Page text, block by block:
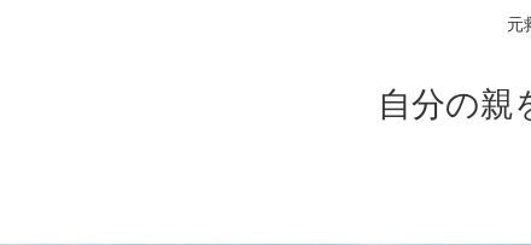
元
自分の親